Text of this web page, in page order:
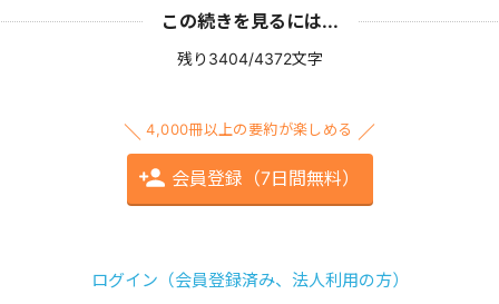
この続きを見るには...
残り3404/4372文字
4,000冊以上の要約が楽しめる
会員登録（7日間無料）
ログイン（会員登録済み、法人利用の方）